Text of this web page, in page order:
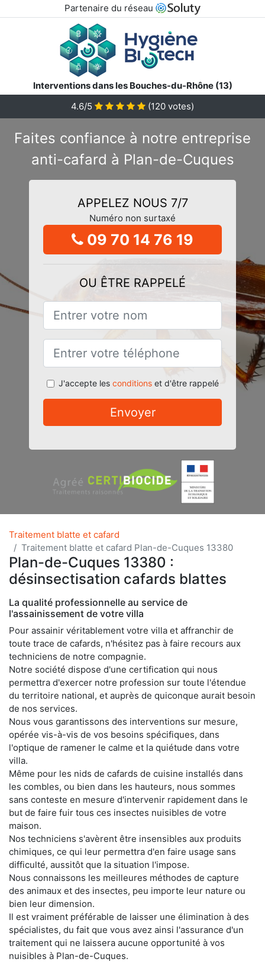
Partenaire du réseau
Interventions dans les Bouches-du-Rhône (13)
4.6/5
(120 votes)
Faites confiance à notre entreprise
anti-cafard à Plan-de-Cuques
APPELEZ NOUS 7/7
Numéro non surtaxé
09 70 14 76 19
OU ÊTRE RAPPELÉ
J'accepte les conditionset d'être rappelé
Envoyer
Traitement blatte et cafard
Traitement blatte et cafard Plan-de-Cuques 13380
Plan-de-Cuques 13380 :
désinsectisation cafards blattes
La qualité professionnelle au service de
l'assainissement de votre villa
Pour assainir véritablement votre villa et affranchir de
toute trace de cafards, n'hésitez pas à faire recours aux
techniciens de notre compagnie.
Notre société dispose d'une certification qui nous
permettra d'exercer notre profession sur toute l'étendue
du territoire national, et auprès de quiconque aurait besoin
de nos services.
Nous vous garantissons des interventions sur mesure,
opérée vis-à-vis de vos besoins spécifiques, dans
l'optique de ramener le calme et la quiétude dans votre
villa.
Même pour les nids de cafards de cuisine installés dans
les combles, ou bien dans les hauteurs, nous sommes
sans conteste en mesure d'intervenir rapidement dans le
but de faire fuir tous ces insectes nuisibles de votre
maison.
Nos techniciens s'avèrent être insensibles aux produits
chimiques, ce qui leur permettra d'en faire usage sans
difficulté, aussitôt que la situation l'impose.
Nous connaissons les meilleures méthodes de capture
des animaux et des insectes, peu importe leur nature ou
bien leur dimension.
Il est vraiment préférable de laisser une élimination à des
spécialistes, du fait que vous avez ainsi l'assurance d'un
traitement qui ne laissera aucune opportunité à vos
nuisibles à Plan-de-Cuques.